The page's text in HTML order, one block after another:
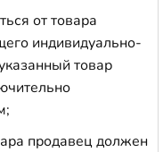
от товара
индивидуально-
товар
продавец должен